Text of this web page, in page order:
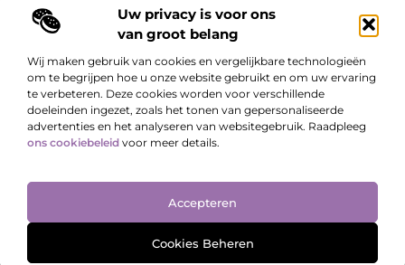
Uw privacy is voor ons
van groot belang
Wij maken gebruik van cookies en vergelijkbare technologieën
om te begrijpen hoe u onze website gebruikt en om uw ervaring
te verbeteren. Deze cookies worden voor verschillende
doeleinden ingezet, zoals het tonen van gepersonaliseerde
advertenties en het analyseren van websitegebruik. Raadpleeg
ons cookiebeleid voor meer details.
Accepteren
Cookies Beheren
Lees, Ontdek, Beleef.
Blogs over alledaagse onderwerpen – vol inzichten, verhalen en tips die
je blik verruimen.
www.ondernemershuiszo.nl